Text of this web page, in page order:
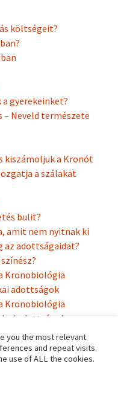
költségeit?
gyerekeinket?
– Neveld természete
kiszámoljuk a Kronót
a szálakat
bulit?
amit nem nyitnak ki
adottságaidat?
Kronobiológia
adottságok
Kronobiológia
adottságok
nem tud teljesíteni
kronós szemmel
kutyád milyen
you the most relevant
and repeat visits.
use of ALL the cookies.